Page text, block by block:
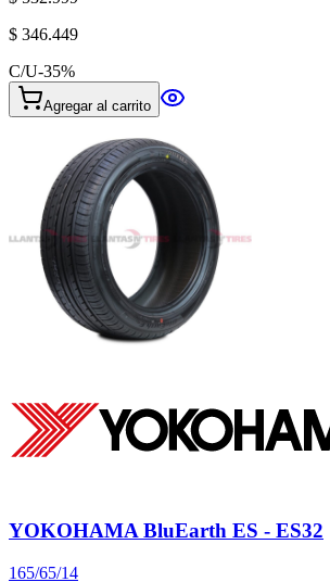
$ 346.449
C/U-35%
Agregar al carrito
YOKOHAMA BluEarth ES - ES32
165/65/14